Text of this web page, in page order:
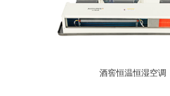
酒窖恒温恒湿空调